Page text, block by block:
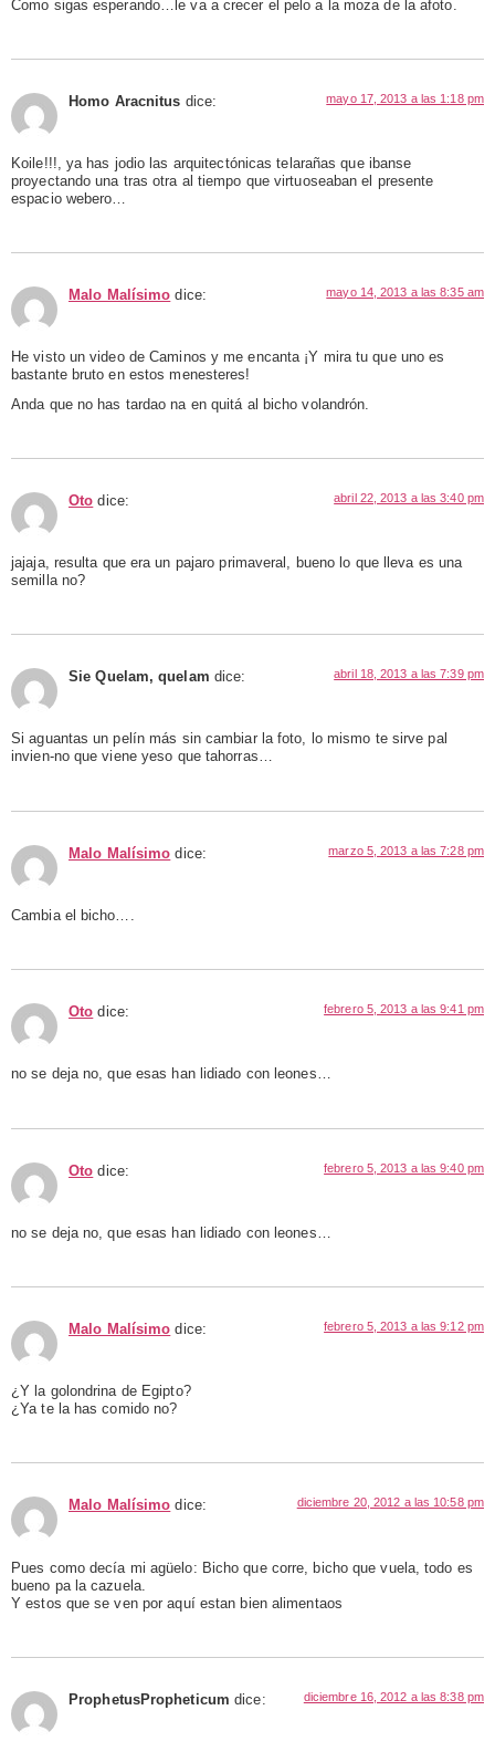
Como sigas esperando…le va a crecer el pelo a la moza de la afoto.
Homo Aracnitus dice: mayo 17, 2013 a las 1:18 pm
Koile!!!, ya has jodio las arquitectónicas telarañas que ibanse
proyectando una tras otra al tiempo que virtuoseaban el presente
espacio webero…
Malo Malísimo dice: mayo 14, 2013 a las 8:35 am
He visto un video de Caminos y me encanta ¡Y mira tu que uno es
bastante bruto en estos menesteres!
Anda que no has tardao na en quitá al bicho volandrón.
Oto dice: abril 22, 2013 a las 3:40 pm
jajaja, resulta que era un pajaro primaveral, bueno lo que lleva es una
semilla no?
Sie Quelam, quelam dice: abril 18, 2013 a las 7:39 pm
Si aguantas un pelín más sin cambiar la foto, lo mismo te sirve pal
invien-no que viene yeso que tahorras…
Malo Malísimo dice: marzo 5, 2013 a las 7:28 pm
Cambia el bicho….
Oto dice: febrero 5, 2013 a las 9:41 pm
no se deja no, que esas han lidiado con leones…
Oto dice: febrero 5, 2013 a las 9:40 pm
no se deja no, que esas han lidiado con leones…
Malo Malísimo dice: febrero 5, 2013 a las 9:12 pm
¿Y la golondrina de Egipto?
¿Ya te la has comido no?
Malo Malísimo dice: diciembre 20, 2012 a las 10:58 pm
Pues como decía mi agüelo: Bicho que corre, bicho que vuela, todo es
bueno pa la cazuela.
Y estos que se ven por aquí estan bien alimentaos
ProphetusPropheticum dice: diciembre 16, 2012 a las 8:38 pm